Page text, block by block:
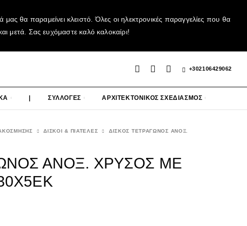
θα παραμείνει κλειστό. Όλες οι ηλεκτρονικές παραγγελίες που θα
μετά. Σας ευχόμαστε καλό καλοκαίρι!
+302106429062
| ΣΥΛΛΟΓΕΣ ΑΡΧΙΤΕΚΤΟΝΙΚΟΣ ΣΧΕΔΙΑΣΜΟΣ
ΔΙΣΚΟΙ & ΠΙΑΤΕΛΕΣ
ΔΙΣΚΟΣ ΤΕΤΡΑΓΩΝΟΣ ΑΝΟΞ.
ΑΝΟΞ. ΧΡΥΣΟΣ ΜΕ